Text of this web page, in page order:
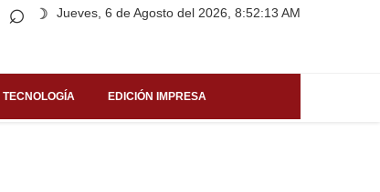
Jueves, 6 de Agosto del 2026, 8:52:13 AM
⌕ ☽
TECNOLOGÍA EDICIÓN IMPRESA